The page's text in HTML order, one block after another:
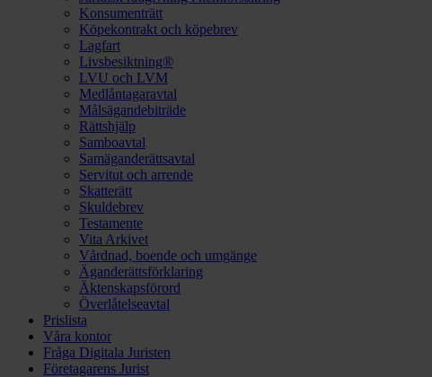
Konsumenträtt
Köpekontrakt och köpebrev
Lagfart
Livsbesiktning®
LVU och LVM
Medlåntagaravtal
Målsägandebiträde
Rättshjälp
Samboavtal
Samäganderättsavtal
Servitut och arrende
Skatterätt
Skuldebrev
Testamente
Vita Arkivet
Vårdnad, boende och umgänge
Äganderättsförklaring
Äktenskapsförord
Överlåtelseavtal
Prislista
Våra kontor
Fråga Digitala Juristen
Företagarens Jurist